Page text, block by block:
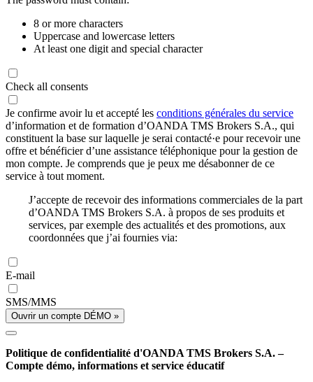
8 or more characters
Uppercase and lowercase letters
At least one digit and special character
Check all consents
Je confirme avoir lu et accepté les conditions générales du service
d’information et de formation d’OANDA TMS Brokers S.A., qui
constituent la base sur laquelle je serai contacté·e pour recevoir une
offre et bénéficier d’une assistance téléphonique pour la gestion de
mon compte. Je comprends que je peux me désabonner de ce
service à tout moment.
J’accepte de recevoir des informations commerciales de la part
d’OANDA TMS Brokers S.A. à propos de ses produits et
services, par exemple des actualités et des promotions, aux
coordonnées que j’ai fournies via:
E-mail
SMS/MMS
Ouvrir un compte DÉMO »
Politique de confidentialité d'OANDA TMS Brokers S.A. –
Compte démo, informations et service éducatif